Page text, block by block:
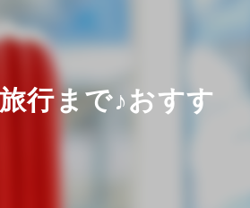
行まで♪おすす